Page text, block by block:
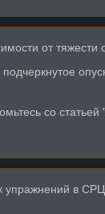
от тяжести
со
в